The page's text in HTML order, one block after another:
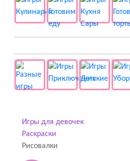
Игры для девочек
Раскраски
Рисовалки